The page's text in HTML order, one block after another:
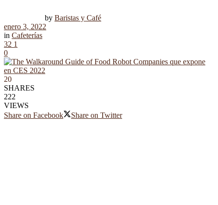
by Baristas y Café
enero 3, 2022
in Cafeterías
32 1
0
20
SHARES
222
VIEWS
Share on Facebook
Share on Twitter